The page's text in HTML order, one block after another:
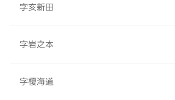
字亥新田
字岩之本
字榎海道